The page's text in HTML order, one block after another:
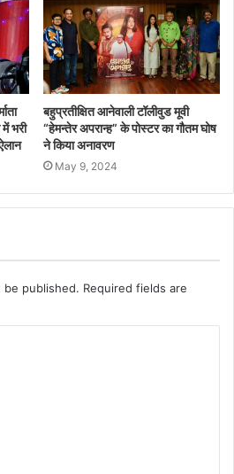
भरी
बहुप्रतीक्षित आनेवाली टॉलीवुड मूवी
“हेमन्तेर अपरान्ह” के पोस्टर का गौतम घोष
ने किया अनावरण
May 9, 2024
be published. Required fields are